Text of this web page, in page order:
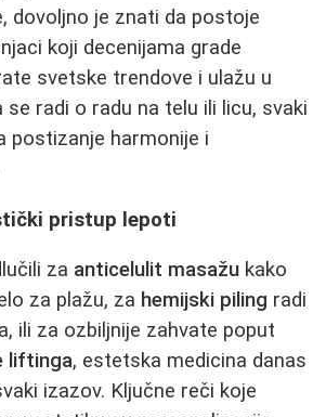
dovoljno je znati da postoje
koji decenijama grade
svetske trendove i ulažu u
se radi o radu na telu ili licu, svaki
postizanje harmonije i
pristup lepoti
za anticelulit masažu kako
za plažu, za hemijski piling radi
ili za ozbiljnije zahvate poput
liftinga, estetska medicina danas
izazov. Ključne reči koje